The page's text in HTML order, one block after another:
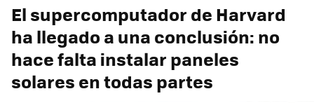
El supercomputador de Harvard
ha llegado a una conclusión: no
hace falta instalar paneles
solares en todas partes